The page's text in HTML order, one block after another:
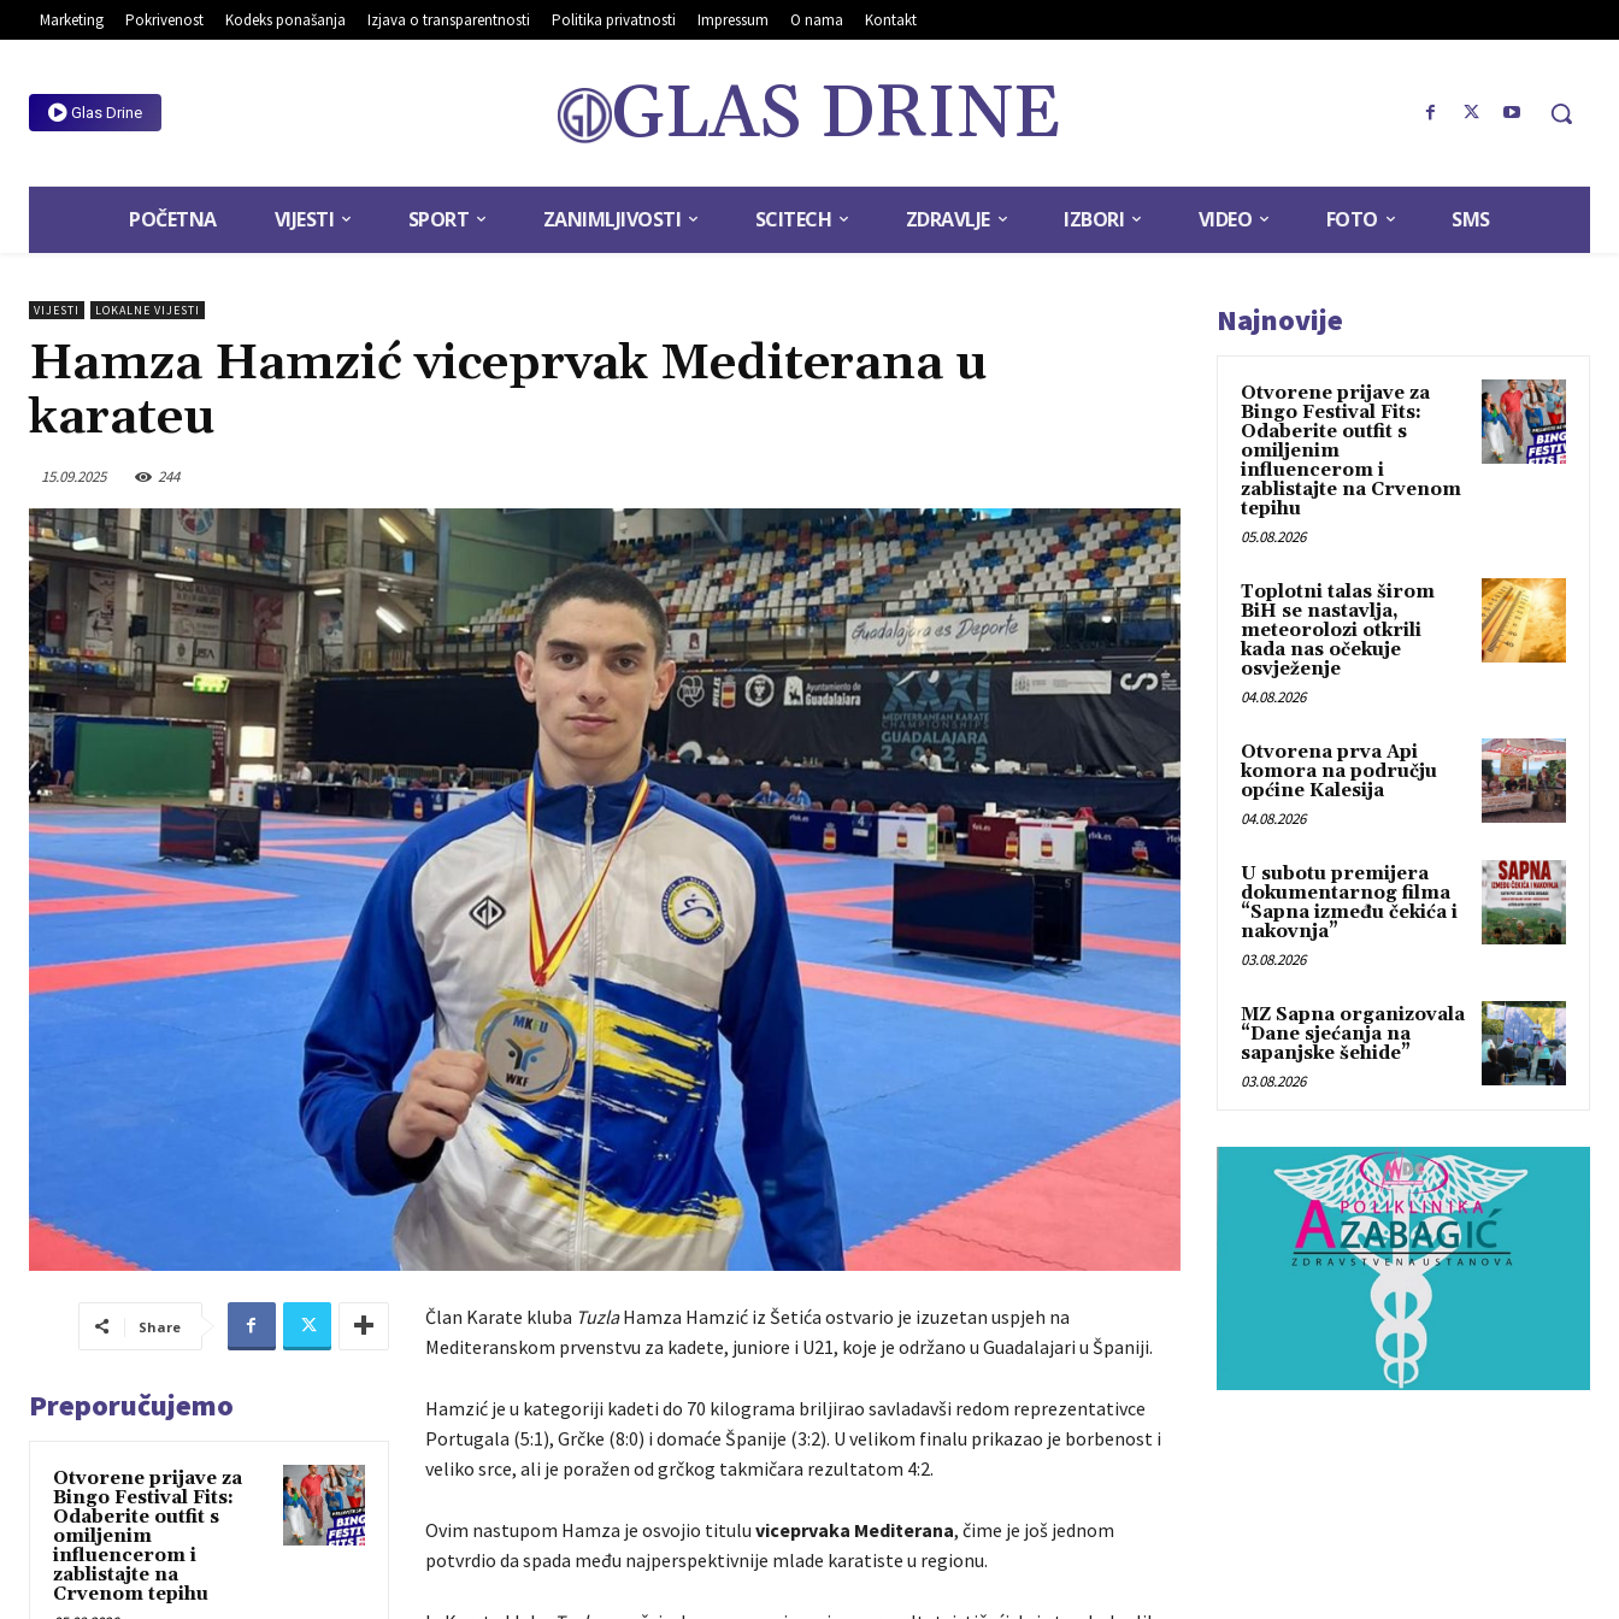
Marketing Pokrivenost Kodeks ponašanja Izjava o transparentnosti Politika privatnosti Impressum O nama Kontakt
Glas Drine GLAS DRINE
POČETNA VIJESTI SPORT ZANIMLJIVOSTI SCITECH ZDRAVLJE IZBORI VIDEO FOTO SMS
VIJESTI LOKALNE VIJESTI
Hamza Hamzić viceprvak Mediterana u
karateu
15.09.2025 244
Share
Preporučujemo
Otvorene prijave za
Bingo Festival Fits:
Odaberite outfit s
omiljenim
influencerom i
zablistajte na
Crvenom tepihu
Član Karate kluba TuzlaHamza Hamzić iz Šetića ostvario je izuzetan uspjeh na
Mediteranskom prvenstvu za kadete, juniore i U21, koje je održano u Guadalajari u Španiji.
Hamzić je u kategoriji kadeti do 70 kilograma briljirao savladavši redom reprezentativce
Portugala (5:1), Grčke (8:0) i domaće Španije (3:2). U velikom finalu prikazao je borbenost i
veliko srce, ali je poražen od grčkog takmičara rezultatom 4:2.
Ovim nastupom Hamza je osvojio titulu viceprvaka Mediterana, čime je još jednom
potvrdio da spada među najperspektivnije mlade karatiste u regionu.
Najnovije
Otvorene prijave za
Bingo Festival Fits:
Odaberite outfit s
omiljenim
influencerom i
zablistajte na Crvenom
tepihu
05.08.2026
Toplotni talas širom
BiH se nastavlja,
meteorolozi otkrili
kada nas očekuje
osvježenje
04.08.2026
Otvorena prva Api
komora na području
općine Kalesija
04.08.2026
U subotu premijera
dokumentarnog filma
“Sapna između čekića i
nakovnja”
03.08.2026
MZ Sapna organizovala
“Dane sjećanja na
sapanjske šehide”
03.08.2026